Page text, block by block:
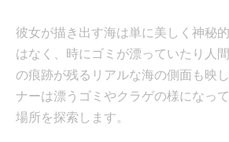
彼女が描き出す海は単に美しく神秘
はなく、時にゴミが漂っていたり人
の痕跡が残るリアルな海の側面も映
ナーは漂うゴミやクラゲの様になっ
場所を探索します。